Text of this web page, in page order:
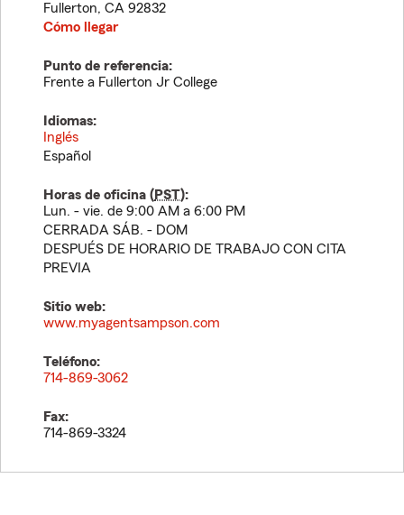
Fullerton, CA 92832
Cómo llegar
Punto de referencia:
Frente a Fullerton Jr College
Idiomas:
Inglés
Español
Horas de oficina (PST):
Lun. - vie. de 9:00 AM a 6:00 PM
CERRADA SÁB. - DOM
DESPUÉS DE HORARIO DE TRABAJO CON CITA
PREVIA
Sitio web:
www.myagentsampson.com
Teléfono:
714-869-3062
Fax:
714-869-3324